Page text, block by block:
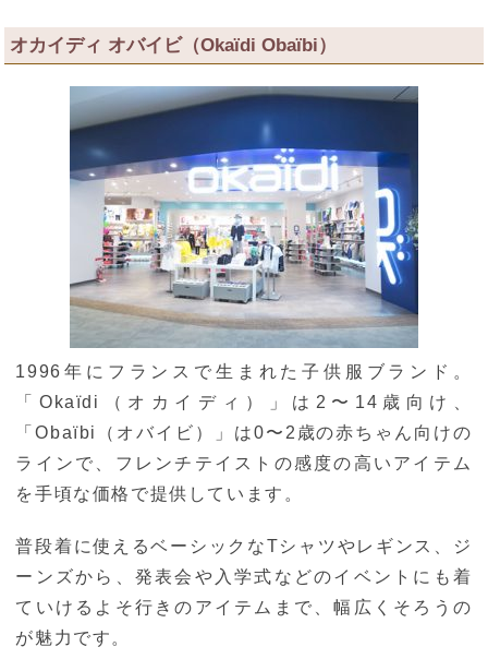
オカイディ オバイビ（Okaïdi Obaïbi）
1996年にフランスで生まれた子供服ブランド。
「Okaïdi（オカイディ）」は2〜14歳向け、
「Obaïbi（オバイビ）」は0〜2歳の赤ちゃん向けの
ラインで、フレンチテイストの感度の高いアイテム
を手頃な価格で提供しています。
普段着に使えるベーシックなTシャツやレギンス、ジ
ーンズから、発表会や入学式などのイベントにも着
ていけるよそ行きのアイテムまで、幅広くそろうの
が魅力です。